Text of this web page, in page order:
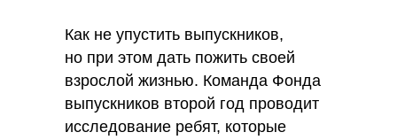
Как не упустить выпускников,
но при этом дать пожить своей
взрослой жизнью. Команда Фонда
выпускников второй год проводит
исследование ребят, которые